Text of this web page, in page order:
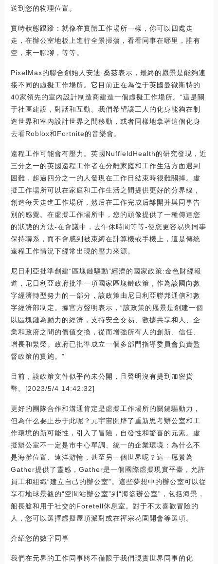
送到您的物理位置。
實時狀態跟蹤：就像在實體工作場所一樣，你可以四處走
走，在辦公室地板上進行全景掃蕩，看看同事在哪里，誰有
空，來一聊聊，等等。
PixelMax的聯合創始人安迪·桑茲表示，最終的愿景是能夠連
接不同的虛擬工作場所。它目前正在為位于英國曼徹斯特的
40家領先的室內設計制造商建造一個虛擬工作場所。“這是關
于社區建設，對話和互動。我們希望讓工人的化身能夠在制
造世界和室內設計世界之間移動，或者同樣地拿著這個化身
去看Roblox和Fortnite的音樂會。
遠程工作可能會有壓力。英國NuffieldHealth的研究發現，近
三分之一的英國遠程工作者在分離家庭和工作生活方面遇到
困難，超過四分之一的人發現在工作日結束時很難關掉。虛
擬工作場所可以在家庭和工作生活之間提供更好的分界線，
創造每天走進工作場所，然后在工作完成后離開并與同事告
別的感覺。在虛擬工作場所中，您的頭像提供了一種傳達您
的狀態的方法-在會議中，去午休時間等等-使您更容易與同事
保持聯系，而不會感到被束縛在計算機或手機上，這是傳統
遠程工作情況下經常出現的壓力來源。
尼日利亞批準創建“區塊鏈驅動”經濟的國家政策:金色財經報
道，尼日利亞政府批準一項國家區塊鏈政策，作為該國向數
字經濟轉型努力的一部分，該政策由尼日利亞聯邦通信和數
字經濟部制定。據官方聲明表示，“該政策的愿景是創建一個
以區塊鏈為動力的經濟，支持安全交易、數據共享和人、企
業和政府之間的價值交換，從而增強所有人的創新、信任、
增長和繁榮。政府已批準成立一個多部門指導委員會負責監
督政策的實施。”
目前，該政策文件似乎尚未公開，且聲明沒有提到加密貨
幣。[2023/5/4 14:42:32]
更好的團隊合作和溝通肯定是虛擬工作場所的關鍵驅動力，
但為什么要止步于此呢？元宇宙開辟了重新思考辦公室和工
作環境的新可能性，引入了冒險，自發性和驚喜的元素。虛
擬辦公室不一定是市中心單調、統一的企業環境：為什么不
是海灘位置、遠洋游輪，甚至另一個世界呢？這一愿景為
Gather提供了靈感，Gather是一個國際虛擬現實平臺，允許
員工和組織“建立自己的辦公室”。這些夢想中的辦公室可以從
享有地球景觀的“空間站辦公室”到“海盜辦公室”，包括海景，
船長艙和用于社交的Foretell休息室。對于不太喜歡冒險的
人，您可以選擇虛擬屋頂派對或在禪宗花園開會等選項。
介紹您的數字同事
我們在元界的工作同事將不僅限于我們現實世界同事的化